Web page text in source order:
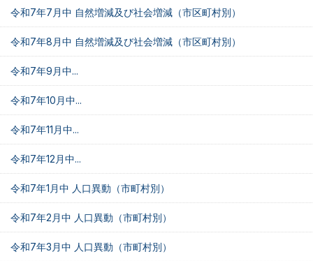
令和7年7月中 自然増減及び社会増減（市区町村別）
令和7年8月中 自然増減及び社会増減（市区町村別）
令和7年9月中...
令和7年10月中...
令和7年11月中...
令和7年12月中...
令和7年1月中 人口異動（市町村別）
令和7年2月中 人口異動（市町村別）
令和7年3月中 人口異動（市町村別）